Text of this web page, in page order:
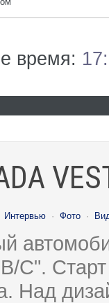
время:
Интервью · Фото ·
C".
Над